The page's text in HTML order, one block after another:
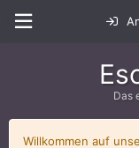
Das
Willkommen auf